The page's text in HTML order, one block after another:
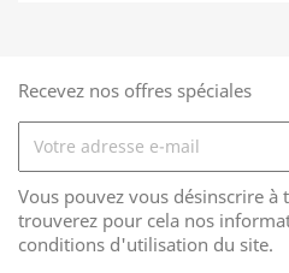
Recevez nos offres spéciales
Vous pouvez vous désinscrire
trouverez pour cela nos
conditions d'utilisation du site.